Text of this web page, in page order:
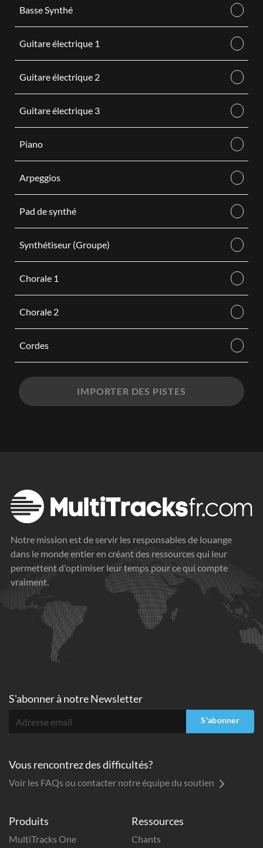
Basse Synthé
Guitare électrique 1
Guitare électrique 2
Guitare électrique 3
Piano
Arpeggios
Pad de synthé
Synthétiseur (Groupe)
Chorale 1
Chorale 2
Cordes
IMPORTER DES PISTES
Notre mission est de servir les responsables de louange
dans le monde entier en créant des ressources qui leur
permettent d'optimiser leur temps pour ce qui compte
vraiment.
Produits
MultiTracks One
Ressources
Chants
S'abonner à notre Newsletter
S'abonner
Vous rencontrez des difficultés?
Voir les FAQs ou contacter notre équipe du soutien